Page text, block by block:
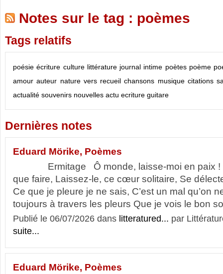
Notes sur le tag : poèmes
Tags relatifs
poésie écriture culture littérature journal intime poètes poème
amour auteur nature vers recueil chansons musique citations
actualité souvenirs nouvelles actu ecriture guitare
Dernières notes
Eduard Mörike, Poèmes
Ermitage Ô monde, laisse-moi en paix !
que faire, Laissez-le, ce cœur solitaire, Se
Ce que je pleure je ne sais, C’est un mal qu’on
toujours à travers les pleurs Que je vois le bon
Publié le 06/07/2026 dans litteratured... par
suite...
Eduard Mörike, Poèmes